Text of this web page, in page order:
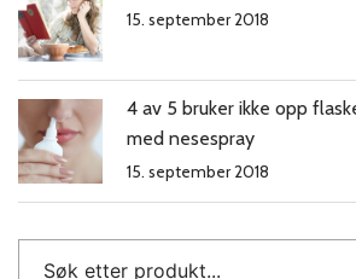
15. september 2018
4 av 5 bruker ikke opp
med nesespray
15. september 2018